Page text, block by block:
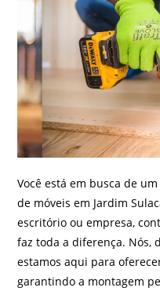
Você está em busca de
de móveis em Jardim
escritório ou empresa,
faz toda a diferença. Nós,
estamos aqui para
garantindo a montagem